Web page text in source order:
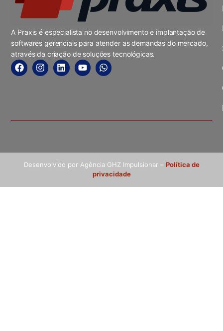
A Praxis é especialista no desenvolvimento e implantação de
softwares gerenciais para atender as demandas do mercado,
através da criação de soluções tecnológicas.
Desenvolvido por Agência GHZ Impulsionar – Política de
privacidade